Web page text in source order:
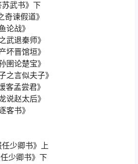
观止》 第一季(讲义）
少卿书》上
少卿书》下
武书》上
武书》下
谏假道》
论战》
退秦师》
晋馆垣》
论楚宝》
言似夫子》
客孟尝君》